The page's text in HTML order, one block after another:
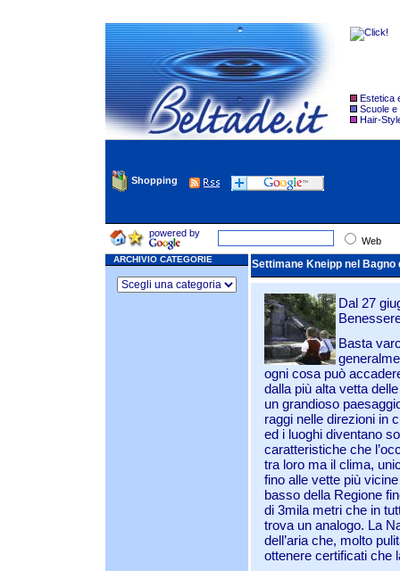
Estetica
Scuole e
Hair-
Shopping
powered by
Web
ARCHIVIO CATEGORIE Settimane Kneipp nel Bagno
Dal 27
Basta
ogni cosa può
dalla più alta vetta
un grandioso
raggi nelle direzioni in
ed i luoghi diventano
caratteristiche che
tra loro ma il clima,
fino alle vette più
basso della Regione
di 3mila metri che in
trova un analogo. La
dell’aria che, molto
ottenere certificati che